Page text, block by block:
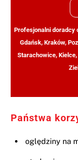
Profesjonalni doradcy
Gdańsk, Kraków,
Starachowice, Kielce,
Państwa
oględziny na